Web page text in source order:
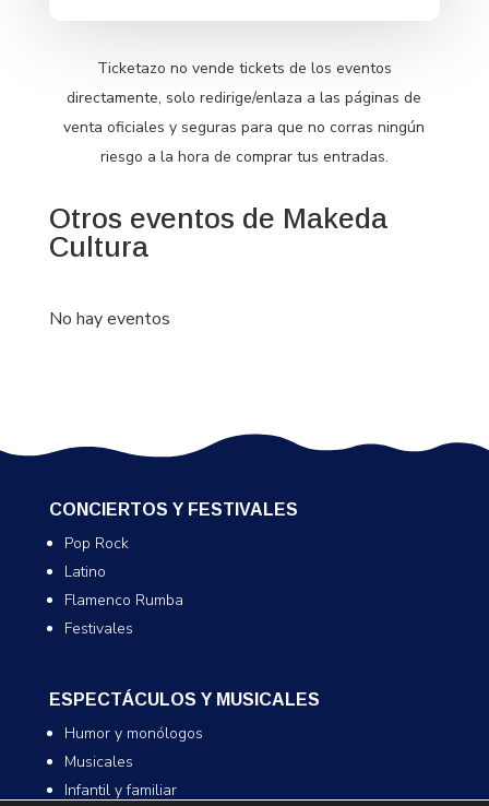
Ticketazo no vende tickets de los eventos
directamente, solo redirige/enlaza a las páginas de
venta oficiales y seguras para que no corras ningún
riesgo a la hora de comprar tus entradas.
Otros eventos de Makeda
Cultura
No hay eventos
CONCIERTOS Y FESTIVALES
Pop Rock
Latino
Flamenco Rumba
Festivales
ESPECTÁCULOS Y MUSICALES
Humor y monólogos
Musicales
Infantil y familiar